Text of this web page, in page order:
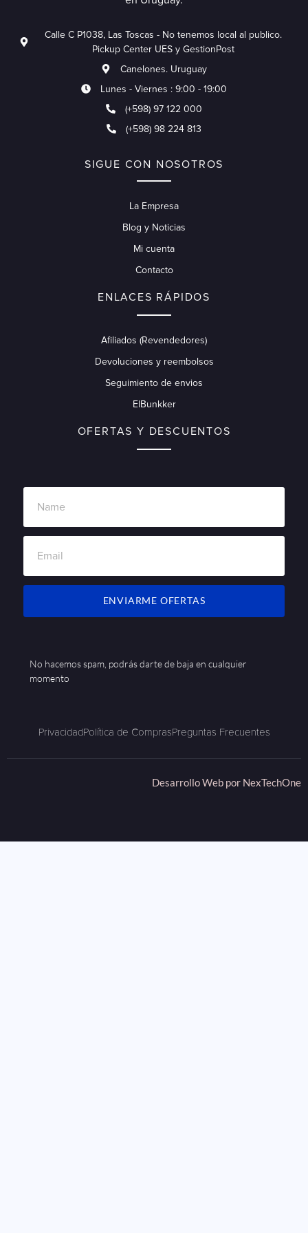
Calle C P1038, Las Toscas - No tenemos local al publico.
Pickup Center UES y GestionPost
Canelones. Uruguay
Lunes - Viernes : 9:00 - 19:00
(+598) 97 122 000
(+598) 98 224 813
SIGUE CON NOSOTROS
La Empresa
Blog y Noticias
Mi cuenta
Contacto
ENLACES RÁPIDOS
Afiliados (Revendedores)
Devoluciones y reembolsos
Seguimiento de envios
ElBunkker
OFERTAS Y DESCUENTOS
ENVIARME OFERTAS
No hacemos spam, podrás darte de baja en cualquier
momento
PrivacidadPolítica de ComprasPreguntas Frecuentes
Desarrollo Web por NexTechOne